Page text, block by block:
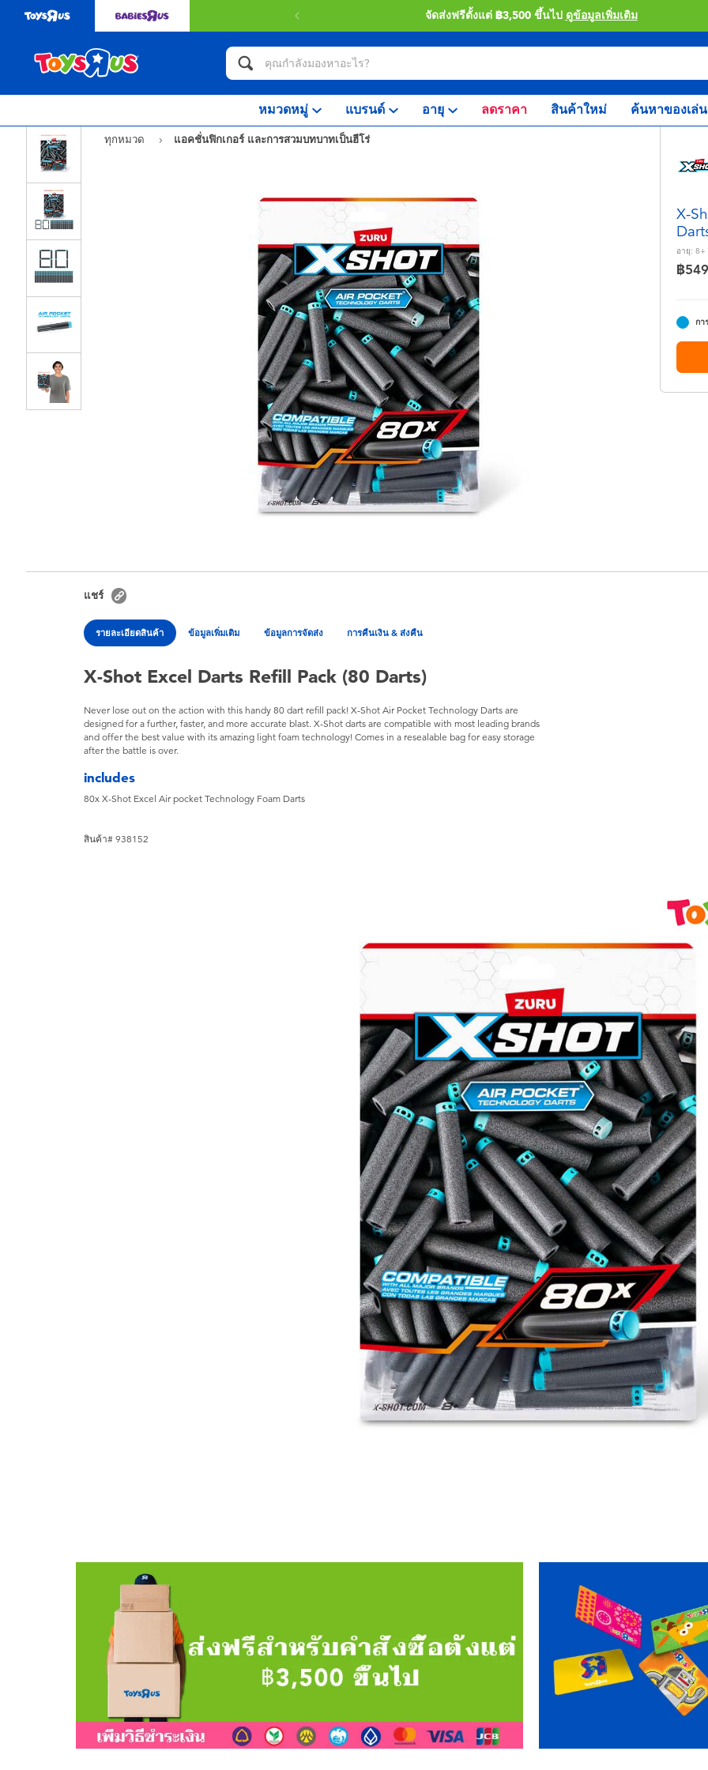
จัดส่งฟรีตั้งแต่ ฿3,500 ขึ้นไป ดูข้อมูลเพิ่มเติม
หมวดหมู่ แบรนด์ อายุ ลดราคา สินค้าใหม่ ค้นหาของเล่น
ทุกหมวด
แอคชั่นฟิกเกอร์ และการสวมบทบาทเป็นฮีโร่
X-
อายุ: 8+
฿549
กา
แชร์
รายละเอียดสินค้า ข้อมูลเพิ่มเติม ข้อมูลการจัดส่ง การคืนเงิน & ส่งคืน
X-Shot Excel Darts Refill Pack (80 Darts)
Never lose out on the action with this handy 80 dart refill pack! X-Shot Air Pocket Technology Darts are
designed for a further, faster, and more accurate blast. X-Shot darts are compatible with most leading brands
and offer the best value with its amazing light foam technology! Comes in a resealable bag for easy storage
after the battle is over.
includes
80x X-Shot Excel Air pocket Technology Foam Darts
สินค้า# 938152